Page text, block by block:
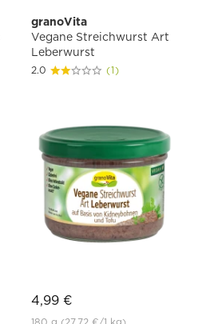
granoVita
Vegane Streichwurst Art
Leberwurst
2.0 (1)
4,99 €